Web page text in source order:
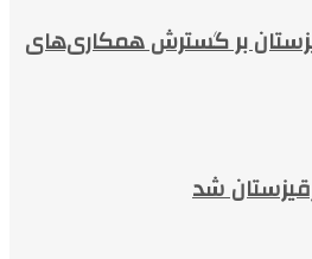
بر گسترش همکاری‌های
شد